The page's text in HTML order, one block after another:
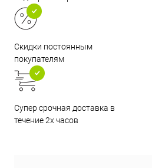
Скидки постоянным
покупателям
Супер срочная доставка в
течение 2х часов